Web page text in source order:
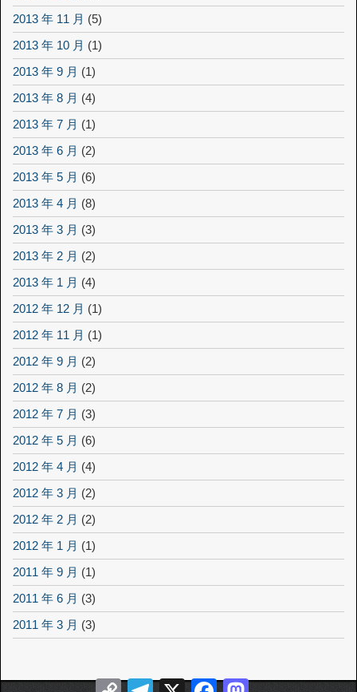
2013 年 11 月 (5)
2013 年 10 月 (1)
2013 年 9 月 (1)
2013 年 8 月 (4)
2013 年 7 月 (1)
2013 年 6 月 (2)
2013 年 5 月 (6)
2013 年 4 月 (8)
2013 年 3 月 (3)
2013 年 2 月 (2)
2013 年 1 月 (4)
2012 年 12 月 (1)
2012 年 11 月 (1)
2012 年 9 月 (2)
2012 年 8 月 (2)
2012 年 7 月 (3)
2012 年 5 月 (6)
2012 年 4 月 (4)
2012 年 3 月 (2)
2012 年 2 月 (2)
2012 年 1 月 (1)
2011 年 9 月 (1)
2011 年 6 月 (3)
2011 年 3 月 (3)
Copy Telegram
X FacebookMastodon